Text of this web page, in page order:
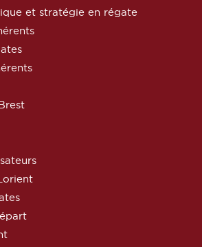
et stratégie en régate